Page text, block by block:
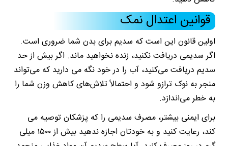
قوانین اعتدال نمک
اولین قانون این است که سدیم برای بدن شما ضروری است.
اگر سدیمی دریافت نکنید، زنده نخواهید ماند. اگر بیش از حد
سدیم دریافت می‌کنید، آب را در خود نگه می ‌دارید که می‌تواند
منجر به نوک ترازو شود و احتمالاً تلاش‌های کاهش وزن شما را
به خطر می‌اندازد.
برای ایمنی بیشتر، مصرف سدیمی را که پزشکان توصیه می
کند، رعایت کنید و به خودتان اجازه ندهید بیش از ۱۵۰۰ میلی